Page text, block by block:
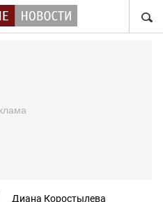
Диана Коростылева